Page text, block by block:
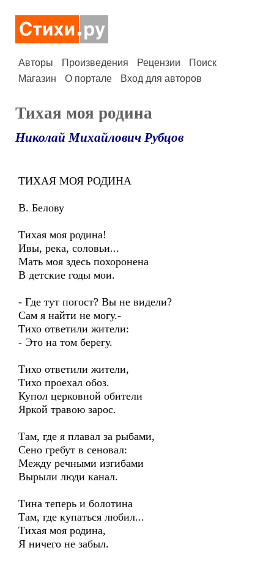
Авторы Произведения Рецензии
Поиск
Магазин
О портале Вход для авторов
Тихая моя родина
Николай Михайлович Рубцов
ТИХАЯ МОЯ РОДИНА
В. Белову
Тихая моя родина!
Ивы, река, соловьи...
Мать моя здесь похоронена
В детские годы мои.
- Где тут погост? Вы не видели?
Сам я найти не могу.-
Тихо ответили жители:
- Это на том берегу.
Тихо ответили жители,
Тихо проехал обоз.
Купол церковной обители
Яркой травою зарос.
Там, где я плавал за рыбами,
Сено гребут в сеновал:
Между речными изгибами
Вырыли люди канал.
Тина теперь и болотина
Там, где купаться любил...
Тихая моя родина,
Я ничего не забыл.